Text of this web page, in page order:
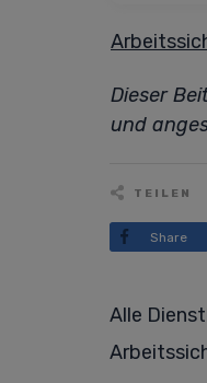
Dieser
und
TEILEN
Share
Alle